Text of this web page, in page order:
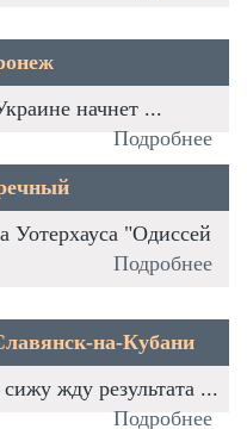
начнет ...
Подробнее
Уотерхауса "Одиссей
Подробнее
на-Кубани
жду результата ...
Подробнее